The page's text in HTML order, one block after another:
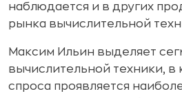
наблюдается и в других
рынка вычислительной
Максим Ильин выделяет
вычислительной техники, в
спроса проявляется